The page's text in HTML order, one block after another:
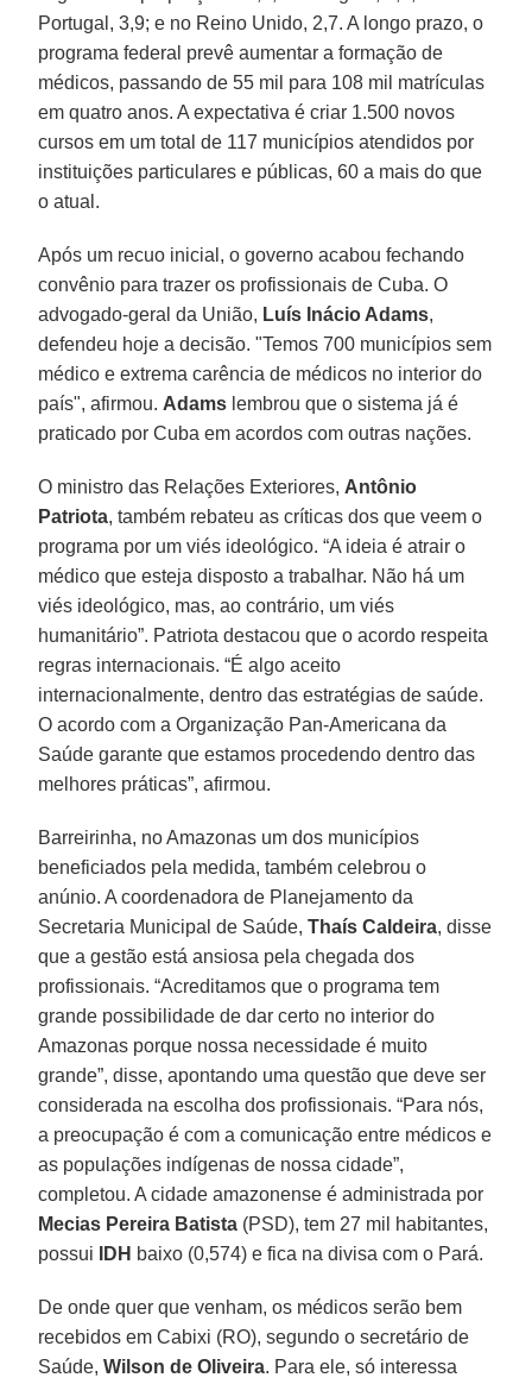
Portugal, 3,9; e no Reino Unido, 2,7. A longo prazo, o
programa federal prevê aumentar a formação de
médicos, passando de 55 mil para 108 mil matrículas
em quatro anos. A expectativa é criar 1.500 novos
cursos em um total de 117 municípios atendidos por
instituições particulares e públicas, 60 a mais do que
o atual.
Após um recuo inicial, o governo acabou fechando
convênio para trazer os profissionais de Cuba. O
advogado-geral da União, Luís Inácio Adams,
defendeu hoje a decisão. "Temos 700 municípios sem
médico e extrema carência de médicos no interior do
país", afirmou. Adams lembrou que o sistema já é
praticado por Cuba em acordos com outras nações.
O ministro das Relações Exteriores, Antônio
Patriota, também rebateu as críticas dos que veem o
programa por um viés ideológico. “A ideia é atrair o
médico que esteja disposto a trabalhar. Não há um
viés ideológico, mas, ao contrário, um viés
humanitário”. Patriota destacou que o acordo respeita
regras internacionais. “É algo aceito
internacionalmente, dentro das estratégias de saúde.
O acordo com a Organização Pan-Americana da
Saúde garante que estamos procedendo dentro das
melhores práticas”, afirmou.
Barreirinha, no Amazonas um dos municípios
beneficiados pela medida, também celebrou o
anúnio. A coordenadora de Planejamento da
Secretaria Municipal de Saúde,Thaís Caldeira, disse
que a gestão está ansiosa pela chegada dos
profissionais. “Acreditamos que o programa tem
grande possibilidade de dar certo no interior do
Amazonas porque nossa necessidade é muito
grande”, disse, apontando uma questão que deve ser
considerada na escolha dos profissionais. “Para nós,
a preocupação é com a comunicação entre médicos e
as populações indígenas de nossa cidade”,
completou. A cidade amazonense é administrada por
Mecias Pereira Batista (PSD), tem 27 mil habitantes,
possui
IDH baixo (0,574) e fica na divisa com o Pará.
De onde quer que venham, os médicos serão bem
recebidos em Cabixi (RO), segundo o secretário de
Saúde,Wilson de Oliveira. Para ele, só interessa